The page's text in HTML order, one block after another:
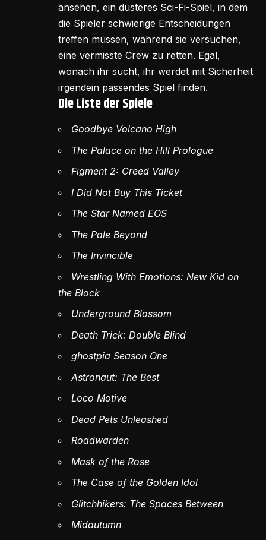
ansehen, ein düsteres Sci-Fi-Spiel, in dem
die Spieler schwierige Entscheidungen
treffen müssen, während sie versuchen,
eine vermisste Crew zu retten. Egal,
wonach ihr sucht, ihr werdet mit Sicherheit
irgendein passendes Spiel finden.
Die Liste der Spiele
Goodbye Volcano High
The Palace on the Hill Prologue
Figment 2: Creed Valley
I Did Not Buy This Ticket
The Star Named EOS
The Pale Beyond
The Invincible
Wrestling With Emotions: New Kid on
the Block
Underground Blossom
Death Trick: Double Blind
ghostpia Season One
Astronaut: The Best
Loco Motive
Dead Pets Unleashed
Roadwarden
Mask of the Rose
The Case of the Golden Idol
Glitchhikers: The Spaces Between
Midautumn